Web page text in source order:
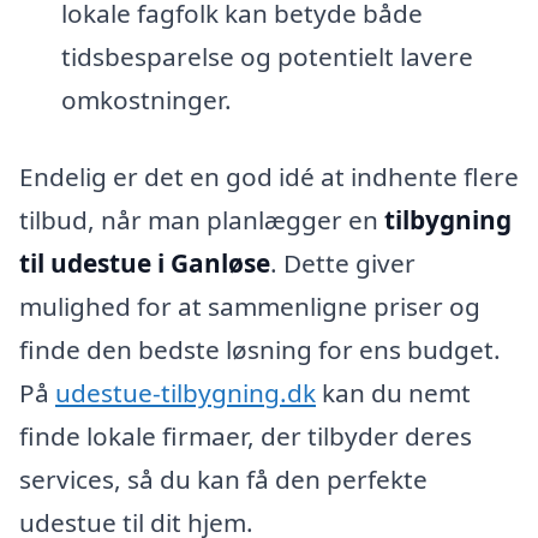
lokale fagfolk kan betyde både
tidsbesparelse og potentielt lavere
omkostninger.
Endelig er det en god idé at indhente flere
tilbud, når man planlægger en tilbygning
til udestue i Ganløse. Dette giver
mulighed for at sammenligne priser og
finde den bedste løsning for ens budget.
På udestue-tilbygning.dk kan du nemt
finde lokale firmaer, der tilbyder deres
services, så du kan få den perfekte
udestue til dit hjem.